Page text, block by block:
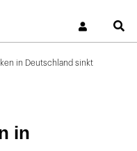
in Deutschland sinkt
in